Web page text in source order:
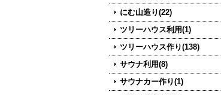
にむ山造り(22)
ツリーハウス利用(1)
ツリーハウス作り(138)
サウナ利用(8)
サウナカー作り(1)